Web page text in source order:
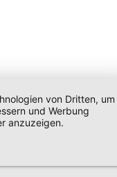
von Dritten, um
und Werbung
anzuzeigen.